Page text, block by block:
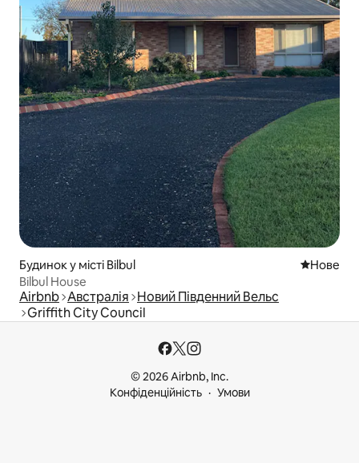
Будинок у місті Bilbul Нове
Нове
Bilbul House
Airbnb Австралія Новий Південний Вельс
Griffith City Council
© 2026 Airbnb, Inc.
Конфіденційність
Умови